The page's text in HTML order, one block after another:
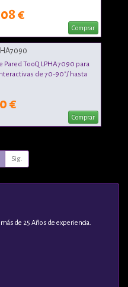
€
Comprar
Pared TooQ LPHA7090 para
de 70-90"/ hasta
€
Comprar
Sig.
de 25 Años de experiencia.